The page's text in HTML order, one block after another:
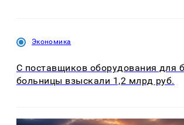
Экономика
С поставщиков оборудования для
больницы взыскали 1,2 млрд руб.